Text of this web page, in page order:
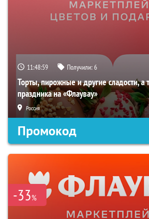
11:48:58 Получили:6
Торты, пирожные и другие сладости, а
праздника на «Флаувау»
Россия
Промокод
-33%